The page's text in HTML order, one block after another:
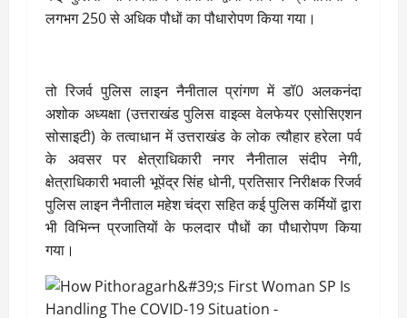
लगभग 250 से अधिक पौधों का पौधारोपण किया गया।
तो रिजर्व पुलिस लाइन नैनीताल प्रांगण में डॉ0 अलकनंदा
अशोक अध्यक्षा (उत्तराखंड पुलिस वाइव्स वेलफेयर एसोसिएशन
सोसाइटी) के तत्वाधान में उत्तराखंड के लोक त्यौहार हरेला पर्व
के अवसर पर क्षेत्राधिकारी नगर नैनीताल संदीप नेगी,
क्षेत्राधिकारी भवाली भूपेंद्र सिंह धोनी, प्रतिसार निरीक्षक रिजर्व
पुलिस लाइन नैनीताल महेश चंद्रा सहित कई पुलिस कर्मियों द्वारा
भी विभिन्न प्रजातियों के फलदार पौधों का पौधारोपण किया
गया।